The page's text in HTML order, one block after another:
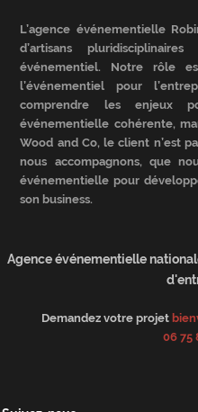
L’agence événementielle
d’artisans
événementiel. Notre rôle
l’événementiel pour
comprendre les enjeux
événementielle cohérente,
Wood and Co, le client n’est
nous accompagnons, que
événementielle pour
son business.
Agence événementielle
Demandez votre projet
06 75